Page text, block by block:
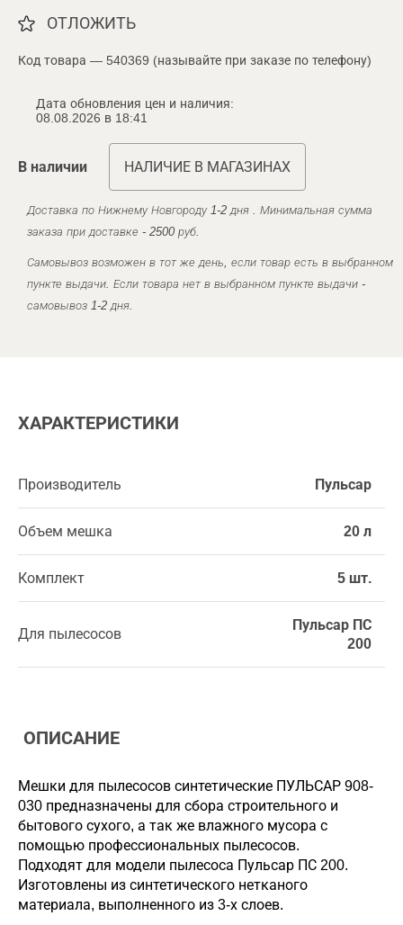
ОТЛОЖИТЬ
Код товара — 540369 (называйте при заказе по телефону)
Дата обновления цен и наличия:
08.08.2026 в 18:41
В наличии НАЛИЧИЕ В МАГАЗИНАХ
Доставка по Нижнему Новгороду 1-2 дня . Минимальная сумма
заказа при доставке - 2500 руб.
Самовывоз возможен в тот же день, если товар есть в выбранном
пункте выдачи. Если товара нет в выбранном пункте выдачи -
самовывоз 1-2 дня.
ХАРАКТЕРИСТИКИ
Производитель Пульсар
Объем мешка 20 л
Комплект 5 шт.
Для пылесосов
Пульсар ПС
200
ОПИСАНИЕ
Мешки для пылесосов синтетические ПУЛЬСАР 908-
030 предназначены для сбора строительного и
бытового сухого, а так же влажного мусора с
помощью профессиональных пылесосов.
Подходят для модели пылесоса Пульсар ПС 200.
Изготовлены из синтетического нетканого
материала, выполненного из 3-х слоев.